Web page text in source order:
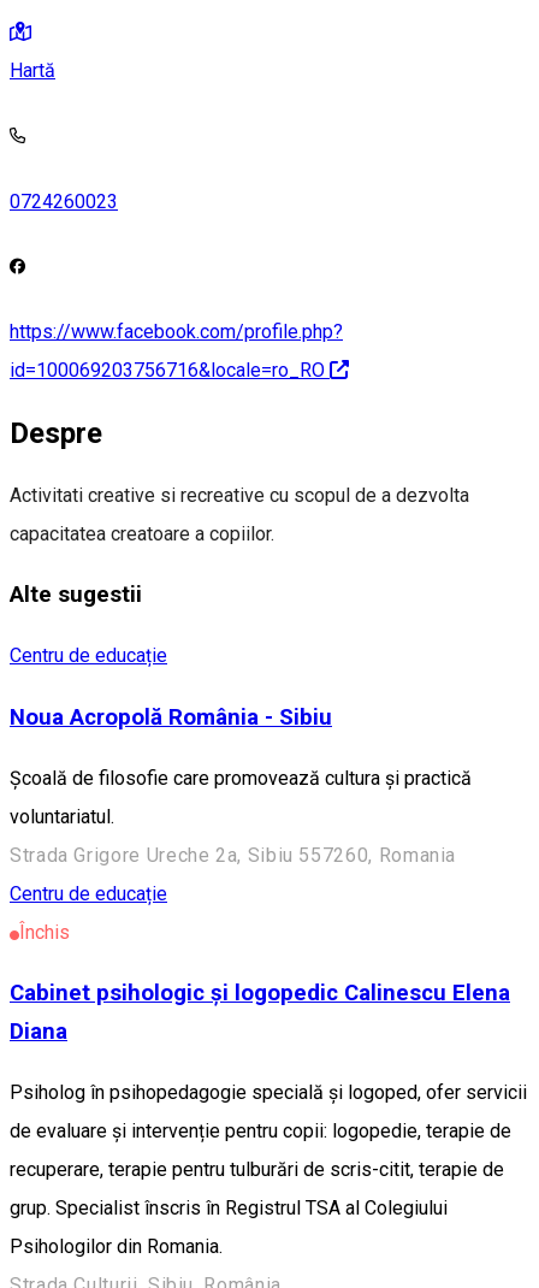
Hartă
0724260023
https://www.facebook.com/profile.php?
id=100069203756716&locale=ro_RO
Despre
Activitati creative si recreative cu scopul de a dezvolta
capacitatea creatoare a copiilor.
Alte sugestii
Centru de educație
Noua Acropolă România - Sibiu
Școală de filosofie care promovează cultura și practică
voluntariatul.
Strada Grigore Ureche 2a, Sibiu 557260, Romania
Centru de educație
Închis
Cabinet psihologic și logopedic Calinescu Elena
Diana
Psiholog în psihopedagogie specială și logoped, ofer servicii
de evaluare și intervenție pentru copii: logopedie, terapie de
recuperare, terapie pentru tulburări de scris-citit, terapie de
grup. Specialist înscris în Registrul TSA al Colegiului
Psihologilor din Romania.